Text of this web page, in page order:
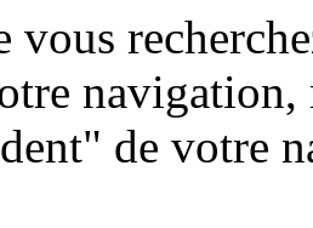
vous
de votre